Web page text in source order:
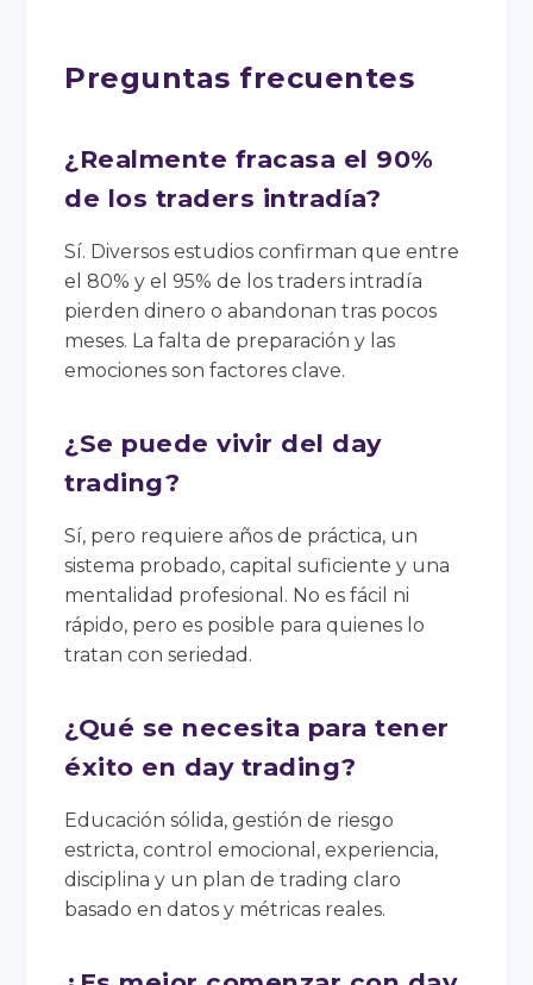
Preguntas frecuentes
¿Realmente fracasa el 90%
de los traders intradía?
Sí. Diversos estudios confirman que entre
el 80% y el 95% de los traders intradía
pierden dinero o abandonan tras pocos
meses. La falta de preparación y las
emociones son factores clave.
¿Se puede vivir del day
trading?
Sí, pero requiere años de práctica, un
sistema probado, capital suficiente y una
mentalidad profesional. No es fácil ni
rápido, pero es posible para quienes lo
tratan con seriedad.
¿Qué se necesita para tener
éxito en day trading?
Educación sólida, gestión de riesgo
estricta, control emocional, experiencia,
disciplina y un plan de trading claro
basado en datos y métricas reales.